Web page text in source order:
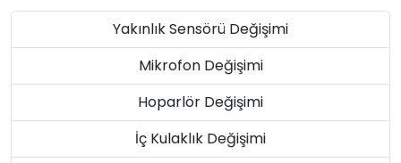
Yakınlık Sensörü Değişimi
Mikrofon Değişimi
Hoparlör Değişimi
İç Kulaklık Değişimi